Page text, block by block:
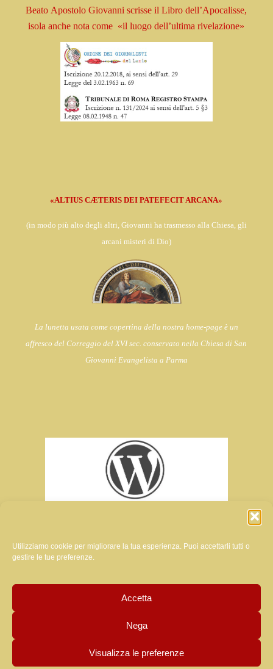
Utilizziamo cookie per migliorare la tua esperienza. Puoi accettarli tutti o
gestire le tue preferenze.
Accetta
Nega
Visualizza le preferenze
Beato ApostoloGiovanni scrisse il Librodell’Apocalisse,
isolaanche nota come «il luogo dell’ultima rivelazione»
«ALTIUS CÆTERIS DEI PATEFECIT ARCANA»
(in modo più alto degli altri, Giovanni ha trasmesso alla Chiesa, gli
arcani misteri di Dio)
La lunetta usata come copertina della nostra home-page è un
affresco del Correggio del XVI sec. conservato nella Chiesa diSan
Giovanni Evangelista a Parma
ratrice del sito di questa rivista: